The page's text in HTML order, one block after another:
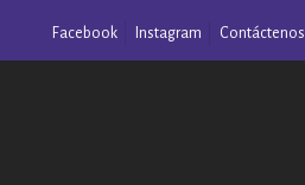
Facebook Instagram Contáctenos